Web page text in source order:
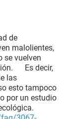
de
malolientes,
se vuelven
Es decir,
las
esto tampoco
por un estudio